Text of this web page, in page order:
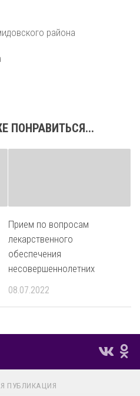
района
ПОНРАВИТЬСЯ...
Прием по вопросам
лекарственного
обеспечения
несовершеннолетних
08.07.2022
ПУБЛИКАЦИЯ